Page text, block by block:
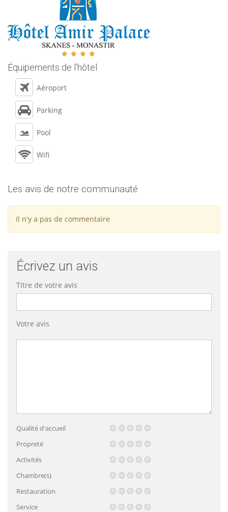
Équipements de l’hôtel
Aéroport
Parking
Pool
Wifi
Les avis de notre communauté
Il n'y a pas de commentaire
Écrivez un avis
Titre de votre avis
Votre avis
Qualité d'accueil
Propreté
Activités
Chambre(s)
Restauration
Service